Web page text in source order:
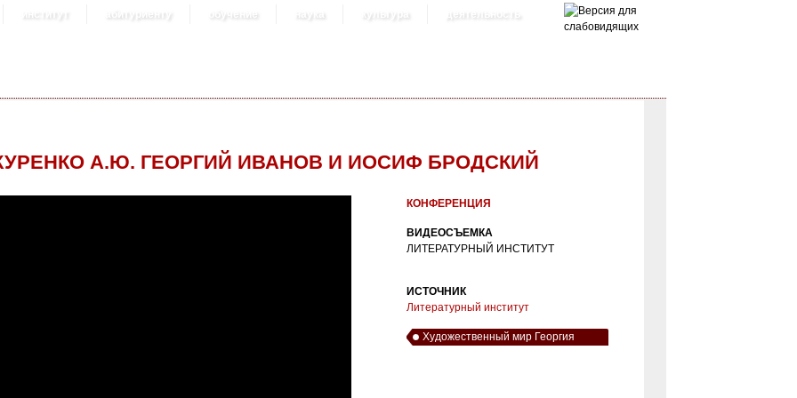
институт абитуриенту обучение наука культура деятельность
А.Ю. ГЕОРГИЙ ИВАНОВ И ИОСИФ БРОДСКИЙ
КОНФЕРЕНЦИЯ
ВИДЕОСЪЕМКА
ЛИТЕРАТУРНЫЙ ИНСТИТУТ
ИСТОЧНИК
Литературный институт
Художественный мир Георгия